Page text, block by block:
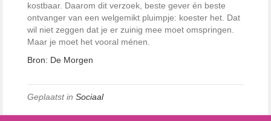
kostbaar. Daarom dit verzoek, beste gever én beste
ontvanger van een welgemikt pluimpje: koester het. Dat
wil niet zeggen dat je er zuinig mee moet omspringen.
Maar je moet het vooral ménen.
Bron: De Morgen
Geplaatst in Sociaal